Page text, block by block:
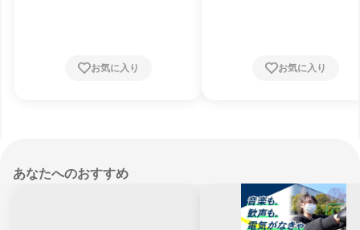
お気に入り お気に入り
あなたへのおすすめ